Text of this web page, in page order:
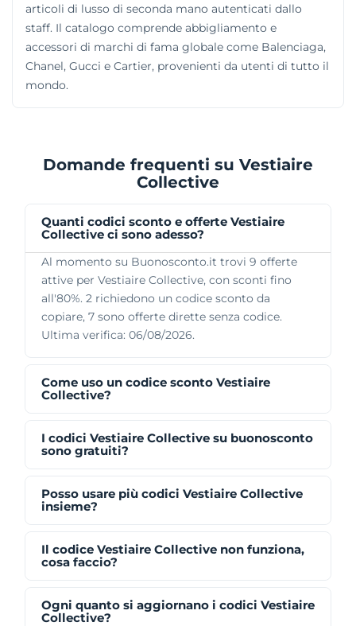
articoli di lusso di seconda mano autenticati dallo
staff. Il catalogo comprende abbigliamento e
accessori di marchi di fama globale come Balenciaga,
Chanel, Gucci e Cartier, provenienti da utenti di tutto il
mondo.
Domande frequenti su Vestiaire
Collective
Quanti codici sconto e offerte Vestiaire
Collective ci sono adesso?
Al momento su Buonosconto.it trovi 9 offerte
attive per Vestiaire Collective, con sconti fino
all'80%. 2 richiedono un codice sconto da
copiare, 7 sono offerte dirette senza codice.
Ultima verifica: 06/08/2026.
Come uso un codice sconto Vestiaire
Collective?
I codici Vestiaire Collective su buonosconto
sono gratuiti?
Posso usare più codici Vestiaire Collective
insieme?
Il codice Vestiaire Collective non funziona,
cosa faccio?
Ogni quanto si aggiornano i codici Vestiaire
Collective?